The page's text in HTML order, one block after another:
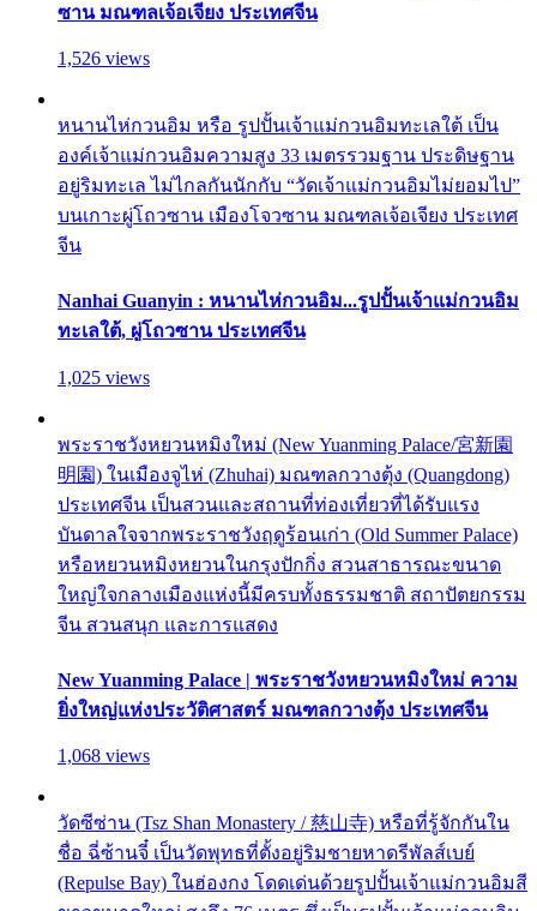
ซาน มณฑลเจ้อเจียง ประเทศจีน
1,526 views
หนานไห่กวนอิม หรือ รูปปั้นเจ้าแม่กวนอิมทะเลใต้ เป็น
องค์เจ้าแม่กวนอิมความสูง 33 เมตรรวมฐาน ประดิษฐาน
อยู่ริมทะเล ไม่ไกลกันนักกับ “วัดเจ้าแม่กวนอิมไม่ยอมไป”
บนเกาะผู่โถวซาน เมืองโจวซาน มณฑลเจ้อเจียง ประเทศ
จีน
Nanhai Guanyin : หนานไห่กวนอิม...รูปปั้นเจ้าแม่กวนอิม
ทะเลใต้, ผู่โถวซาน ประเทศจีน
1,025 views
พระราชวังหยวนหมิงใหม่ (New Yuanming Palace/宮新園
明園) ในเมืองจูไห่ (Zhuhai) มณฑลกวางตุ้ง (Quangdong)
ประเทศจีน เป็นสวนและสถานที่ท่องเที่ยวที่ได้รับแรง
บันดาลใจจากพระราชวังฤดูร้อนเก่า (Old Summer Palace)
หรือหยวนหมิงหยวนในกรุงปักกิ่ง สวนสาธารณะขนาด
ใหญ่ใจกลางเมืองแห่งนี้มีครบทั้งธรรมชาติ สถาปัตยกรรม
จีน สวนสนุก และการแสดง
New Yuanming Palace | พระราชวังหยวนหมิงใหม่ ความ
ยิ่งใหญ่แห่งประวัติศาสตร์ มณฑลกวางตุ้ง ประเทศจีน
1,068 views
วัดซีซ่าน (Tsz Shan Monastery / 慈山寺) หรือที่รู้จักกันใน
ชื่อ ฉี่ซ้านจี๋ เป็นวัดพุทธที่ตั้งอยู่ริมชายหาดรีพัลส์เบย์
(Repulse Bay) ในฮ่องกง โดดเด่นด้วยรูปปั้นเจ้าแม่กวนอิมสี